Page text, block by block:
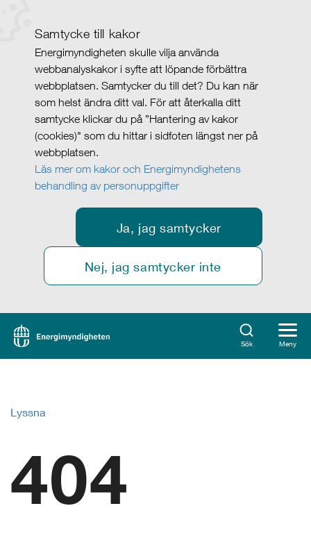
Samtycke till kakor
Energimyndigheten skulle vilja använda
webbanalyskakor i syfte att löpande förbättra
webbplatsen. Samtycker du till det? Du kan när
som helst ändra ditt val. För att återkalla ditt
samtycke klickar du på ”Hantering av kakor
(cookies)" som du hittar i sidfoten längst ner på
webbplatsen.
Läs mer om kakor och Energimyndighetens
behandling av personuppgifter
Ja, jag samtycker
Nej, jag samtycker inte
Sök Meny
Lyssna
404